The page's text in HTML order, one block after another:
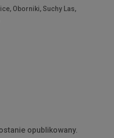
, Oborniki,Suchy Las,
opublikowany.